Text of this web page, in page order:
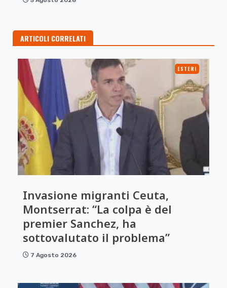
ARTICOLI CORRELATI
ESTERI
Invasione migranti Ceuta,
Montserrat: “La colpa è del
premier Sanchez, ha
sottovalutato il problema”
7 Agosto 2026